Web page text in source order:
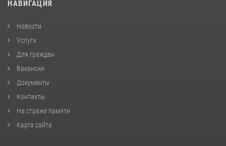
НАВИГАЦИЯ
Новости
Услуги
Для граждан
Вакансии
Документы
Контакты
На страже памяти
Карта сайта